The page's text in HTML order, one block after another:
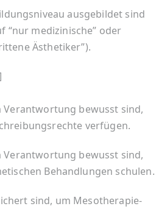
ausgebildet sind
“nur medizinische” oder
Ästhetiker”).
Verantwortung bewusst sind,
verfügen.
Verantwortung bewusst sind,
Behandlungen schulen.
sind, um Mesotherapie-